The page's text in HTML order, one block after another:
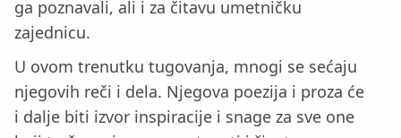
ga poznavali, ali i za čitavu umetničku
zajednicu.
U ovom trenutku tugovanja, mnogi se sećaju
njegovih reči i dela. Njegova poezija i proza će
i dalje biti izvor inspiracije i snage za sve one